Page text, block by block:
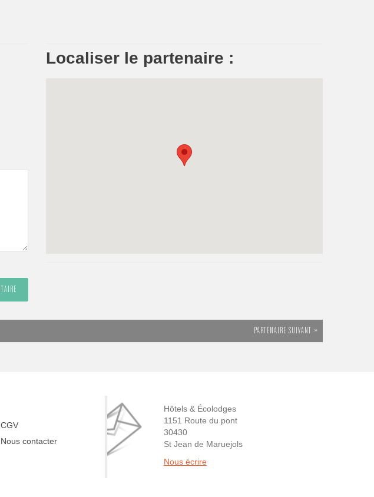
Localiser le partenaire :
PARTENAIRE SUIVANT »
CGV
Nous contacter
Hôtels & Écolodges
1151 Route du pont
30430
St Jean de Maruejols
Nous écrire